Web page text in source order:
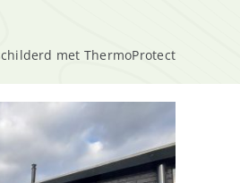
met ThermoProtect